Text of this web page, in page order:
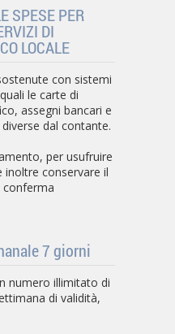
SPESE PER
DI
LOCALE
con sistemi
le carte di
assegni bancari e
dal contante.
per usufruire
inoltre conservare il
7 giorni
numero illimitato di
di validità,